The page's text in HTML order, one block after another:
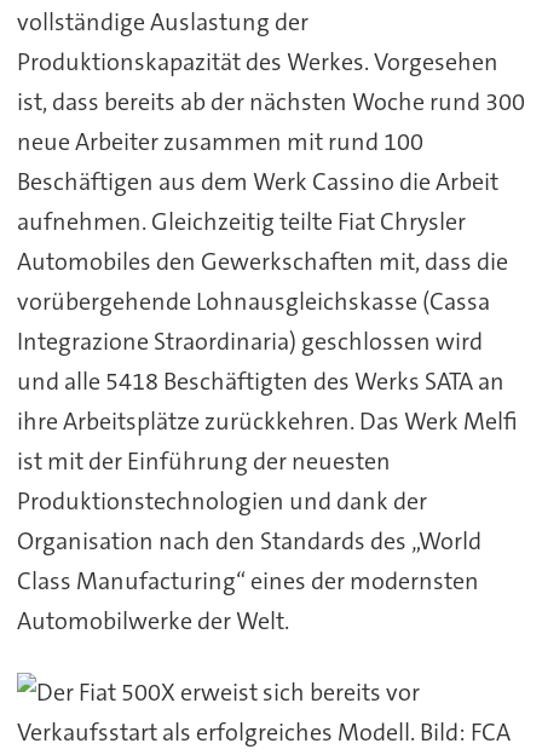
vollständige Auslastung der
Produktionskapazität des Werkes. Vorgesehen
ist, dass bereits ab der nächsten Woche rund 300
neue Arbeiter zusammen mit rund 100
Beschäftigen aus dem Werk Cassino die Arbeit
aufnehmen. Gleichzeitig teilte Fiat Chrysler
Automobiles den Gewerkschaften mit, dass die
vorübergehende Lohnausgleichskasse (Cassa
Integrazione Straordinaria) geschlossen wird
und alle 5418 Beschäftigten des Werks SATA an
ihre Arbeitsplätze zurückkehren. Das Werk Melfi
ist mit der Einführung der neuesten
Produktionstechnologien und dank der
Organisation nach den Standards des „World
Class Manufacturing“ eines der modernsten
Automobilwerke der Welt.